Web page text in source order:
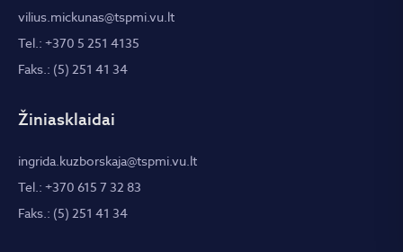
vilius.mickunas@tspmi.vu.lt
Tel.: +370 5 251 4135
Faks.: (5) 251 41 34
Žiniasklaidai
ingrida.kuzborskaja@tspmi.vu.lt
Tel.: +370 615 7 32 83
Faks.: (5) 251 41 34